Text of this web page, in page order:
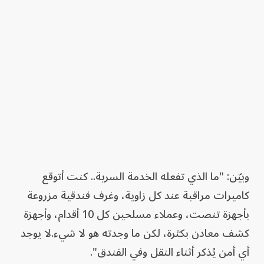
وبيّن: "ما الذي تفعله الخدمة السرية.. كنت أتوقع
كاميرات مراقبة عند كل زاوية، وغرف فندقية مزروعة
بأجهزة تنصت، وعملاء مسلحين كل 10 أقدام، وأجهزة
كشف معادن بكثرة، لكن ما وجدته هو لا شيء.لا يوجد
أي أمن يُذكر أثناء النقل وفي الفندق".